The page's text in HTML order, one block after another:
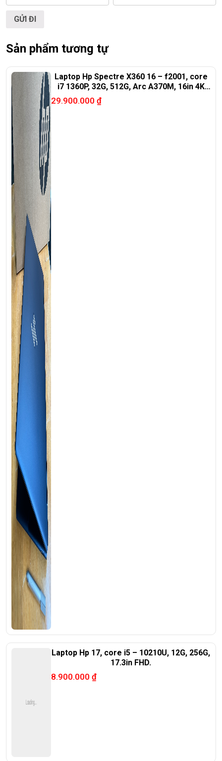
Sản phẩm tương tự
Laptop Hp Spectre X360 16 – f2001, core
i7 1360P, 32G, 512G, Arc A370M, 16in 4K
29.900.000 ₫
Laptop Hp 17, core i5 – 10210U, 12G, 256G,
17.3in FHD.
8.900.000 ₫